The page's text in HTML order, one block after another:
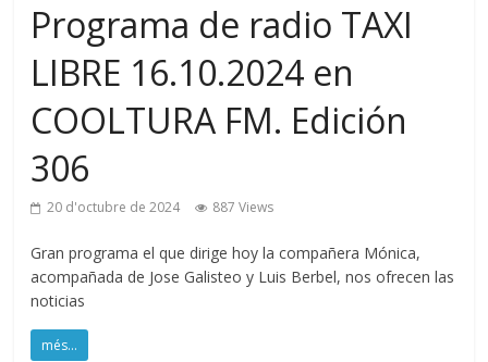
Programa de radio TAXI
LIBRE 16.10.2024 en
COOLTURA FM. Edición
306
20 d'octubre de 2024 887 Views
Gran programa el que dirige hoy la compañera Mónica,
acompañada de Jose Galisteo y Luis Berbel, nos ofrecen las
noticias
més...